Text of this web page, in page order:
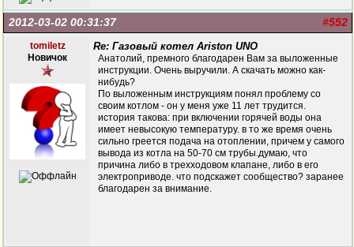
#552
2012-03-02 00:31:37
tomiletz
Новичок
Re: Газовый котел Ariston UNO
Анатолий, премного благодарен Вам за выложенные
инструкции. Очень выручили. А скачать можно как-
нибудь?
По выложенным инструкциям понял проблему со
своим котлом - он у меня уже 11 лет трудится.
история такова: при включении горячей воды она
имеет невысокую температуру. в то же время очень
сильно греется подача на отоплении, причем у самого
вывода из котла на 50-70 см трубы.думаю, что
причина либо в трехходовом клапане, либо в его
электроприводе. что подскажет сообщество? заранее
благодарен за внимание.